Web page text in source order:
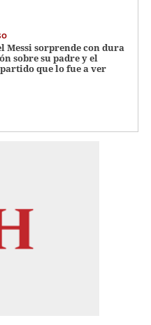
Messi sorprende con dura
sobre su padre y el
que lo fue a ver